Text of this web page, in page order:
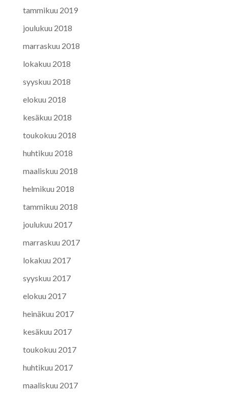
tammikuu 2019
joulukuu 2018
marraskuu 2018
lokakuu 2018
syyskuu 2018
elokuu 2018
kesäkuu 2018
toukokuu 2018
huhtikuu 2018
maaliskuu 2018
helmikuu 2018
tammikuu 2018
joulukuu 2017
marraskuu 2017
lokakuu 2017
syyskuu 2017
elokuu 2017
heinäkuu 2017
kesäkuu 2017
toukokuu 2017
huhtikuu 2017
maaliskuu 2017